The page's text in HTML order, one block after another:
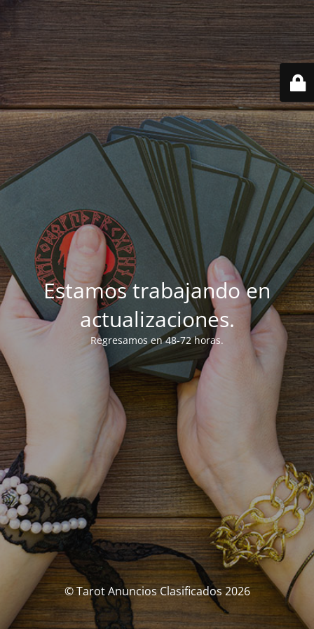
Estamos trabajando en
actualizaciones.
Regresamos en 48-72 horas.
© Tarot Anuncios Clasificados 2026